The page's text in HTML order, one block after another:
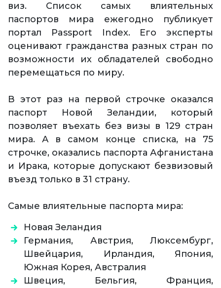
виз. Список самых влиятельных
паспортов мира ежегодно публикует
портал Passport Index. Его эксперты
оценивают гражданства разных стран по
возможности их обладателей свободно
перемещаться по миру.
В этот раз на первой строчке оказался
паспорт Новой Зеландии, который
позволяет въехать без визы в 129 стран
мира. А в самом конце списка, на 75
строчке, оказались паспорта Афганистана
и Ирака, которые допускают безвизовый
въезд только в 31 страну.
Самые влиятельные паспорта мира:
Новая Зеландия
Германия, Австрия, Люксембург,
Швейцария, Ирландия, Япония,
Южная Корея, Австралия
Швеция, Бельгия, Франция,